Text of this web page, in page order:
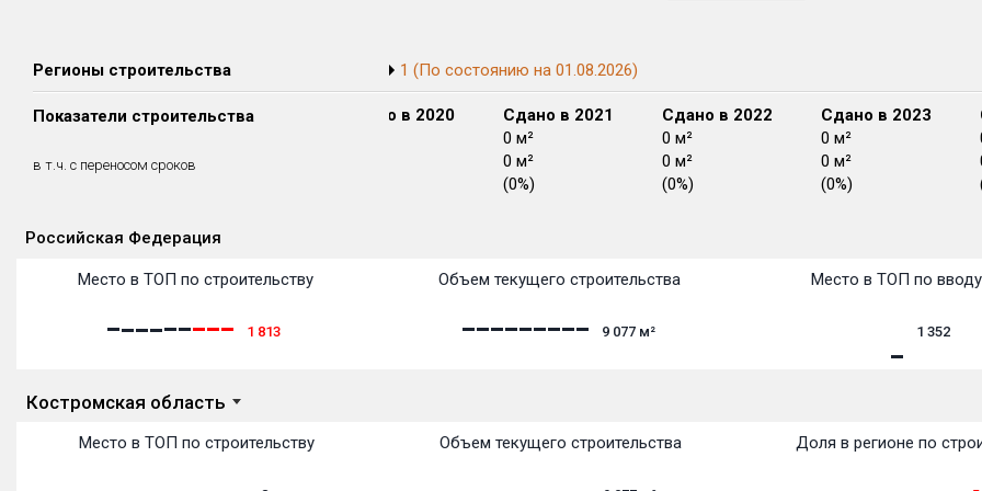
Регионы строительства 1 (По состоянию на 01.08.2026)
Показатели строительства
в т.ч. с переносом сроков
Сдано в 2018
0 м²
Сдано в 2019
0 м²
Сдано в 2020
Сдано в 2021
0 м²
0 м²
(0%)
Сдано в 2022
0 м²
0 м²
(0%)
Сдано в 2023
0 м²
0 м²
(0%)
Российская Федерация
Место в ТОП по строительству
1 813
Объем текущего строительства
9 077 м²
Место в ТОП по
1 352
Костромская область
Место в ТОП по строительству Объем текущего строительства Доля в регионе по